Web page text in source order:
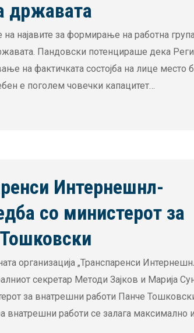
државата
најавите за формирање на работна
Пандовски потенцираше дека
на фактичката состојба на лице место
е поголем човечки капацитет…
Интернешнл-
со министерот за
организација „Транспаренси
секретар Методи Зајков и Марија
за внатрешни работи Панче
работи се залага максимално